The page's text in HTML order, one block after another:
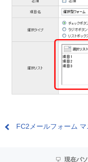
FC2メールフォーム
現在パ